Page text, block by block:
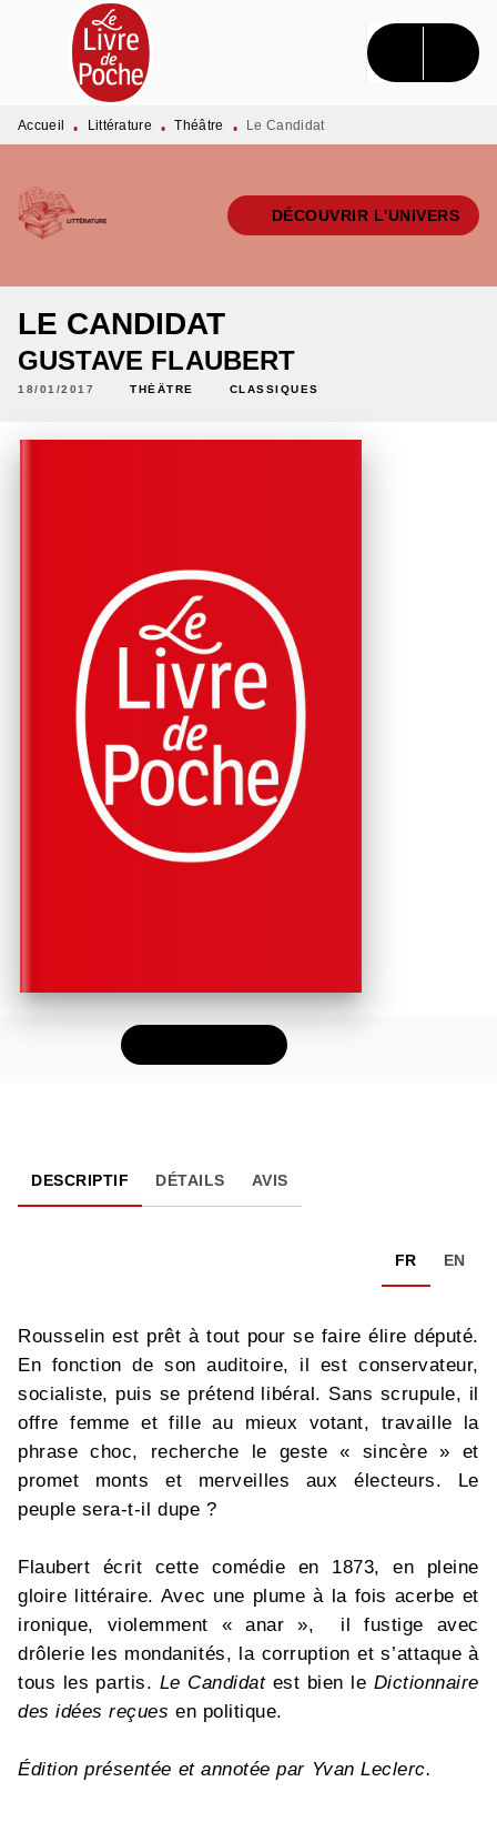
MENU RECHERCHE CONTENU
PIED DE PAGE
Accueil • Littérature • Théâtre • Le Candidat
DÉCOUVRIR L'UNIVERS
LE CANDIDAT
GUSTAVE FLAUBERT
18/01/2017 THÉÂTRE CLASSIQUES
DESCRIPTIF DÉTAILS AVIS
FR EN
Rousselin est prêt à tout pour se faire élire député.
En fonction de son auditoire, il est conservateur,
socialiste, puis se prétend libéral. Sans scrupule, il
offre femme et fille au mieux votant, travaille la
phrase choc, recherche le geste « sincère » et
promet monts et merveilles aux électeurs. Le
peuple sera-t-il dupe ?
Flaubert écrit cette comédie en 1873, en pleine
gloire littéraire. Avec une plume à la fois acerbe et
ironique, violemment « anar », il fustige avec
drôlerie les mondanités, la corruption et s’attaque à
tous les partis. Le Candidatest bien le Dictionnaire
des idées reçues en politique.
Édition présentée et annotée par Yvan Leclerc.